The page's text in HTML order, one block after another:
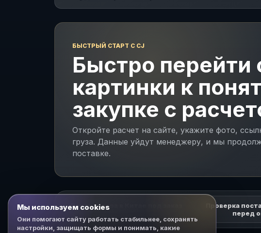
БЫСТРЫЙ СТАРТ С CJ
Быстро перейти
картинки к
закупке с
Откройте расчет на сайте, укажите фото,
груза. Данные уйдут менеджеру, и мы
поставке.
Поиск товара в Китае под заказ
Проверка
перед
Мы используем cookies
Они помогают сайту работать стабильнее, сохранять
настройки, защищать формы и понимать, какие